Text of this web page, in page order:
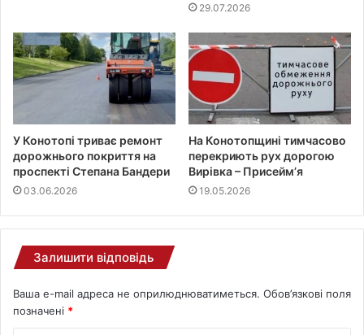
29.07.2026
У Конотопі триває ремонт
дорожнього покриття на
проспекті Степана Бандери
03.06.2026
На Конотопщині тимчасово
перекриють рух дорогою
Вирівка – Присейм’я
19.05.2026
Залишити відповідь
Ваша e-mail адреса не оприлюднюватиметься. Обов’язкові поля
позначені *